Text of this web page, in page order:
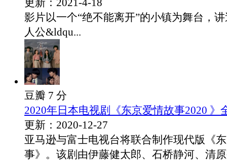
更新：2021-4-18
影片以一个“绝不能离开”的小镇为舞台，
人公&ldqu...
豆瓣 7 分
2020年日本电视剧《东京爱情故事2020 》
更新：2020-12-27
亚马逊与富士电视台将联合制作现代版《
事》。该剧由伊藤健太郎、石桥静河、清